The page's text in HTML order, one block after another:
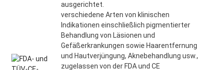
ausgerichtet.
verschiedene Arten von klinischen
Indikationen einschließlich pigmentierter
Behandlung von Läsionen und
Gefäßerkrankungen sowie Haarentfernung
und Hautverjüngung, Aknebehandlung usw.,
zugelassen von der FDA und CE